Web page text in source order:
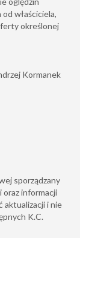
właściciela,
określonej
Kormanek
sporządzany
oraz informacji
aktualizacji i nie
K.C.